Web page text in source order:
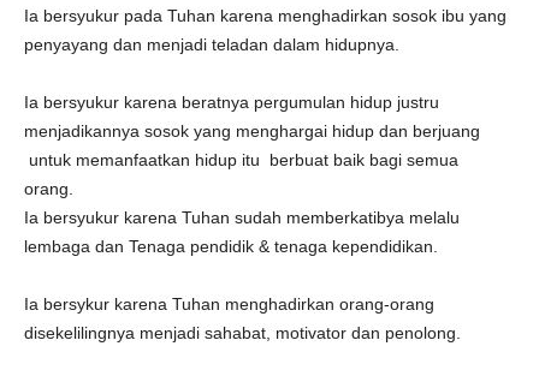
Ia bersyukur pada Tuhan karena menghadirkan sosok ibu yang
penyayang dan menjadi teladan dalam hidupnya.
Ia bersyukur karena beratnya pergumulan hidup justru
menjadikannya sosok yang menghargai hidup dan berjuang
untuk memanfaatkan hidup itu berbuat baik bagi semua
orang.
Ia bersyukur karena Tuhan sudah memberkatibya melalu
lembaga dan Tenaga pendidik & tenaga kependidikan.
Ia bersykur karena Tuhan menghadirkan orang-orang
disekelilingnya menjadi sahabat, motivator dan penolong.